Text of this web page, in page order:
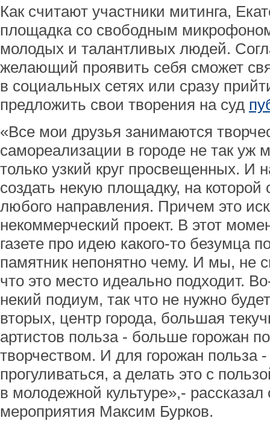
Как считают участники митинга,
площадка со свободным
молодых и талантливых людей.
желающий проявить себя сможет
в социальных сетях или сразу
предложить свои творения на суд
«Все мои друзья занимаются
самореализации в городе не так уж
только узкий круг просвещенных. И
создать некую площадку, на
любого направления. Причем это
некоммерческий проект. В этот
газете про идею какого-то безумца
памятник непонятно чему. И мы, не
что это место идеально подходит.
некий подиум, так что не нужно
вторых, центр города, большая
артистов польза - больше горожан
творчеством. И для горожан польза -
прогуливаться, а делать это с
в молодежной культуре»,- рассказал
мероприятия Максим Бурков.